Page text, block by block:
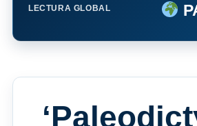
LECTURA GLOBAL